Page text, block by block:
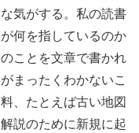
気がする。私の読書
何を指しているのか
ことを文章で書かれ
まったくわかないこ
、たとえば古い地図
説のために新規に起